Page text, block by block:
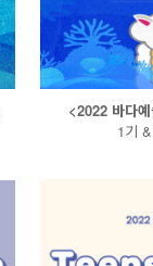
<2022 바다
1기